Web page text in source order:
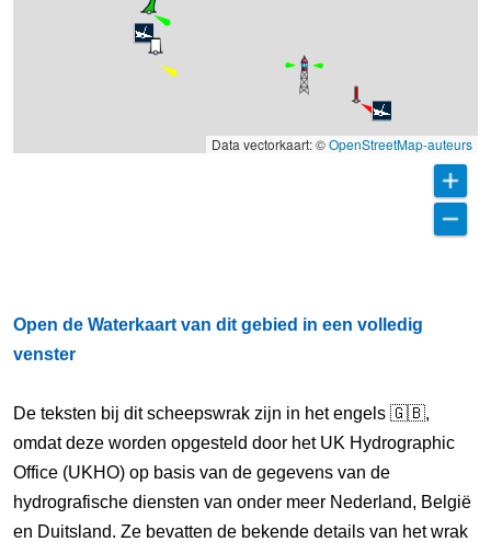
Data vectorkaart: ©OpenStreetMap-auteurs
Open de Waterkaart van dit gebied in een volledig
venster
De teksten bij dit scheepswrak zijn in het engels 🇬🇧,
omdat deze worden opgesteld door het UK Hydrographic
Office (UKHO) op basis van de gegevens van de
hydrografische diensten van onder meer Nederland, België
en Duitsland. Ze bevatten de bekende details van het wrak